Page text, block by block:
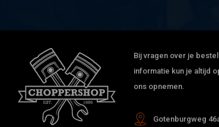
Bij vragen over je
informatie kun je altijd
ons opnemen.
Gotenburgweg